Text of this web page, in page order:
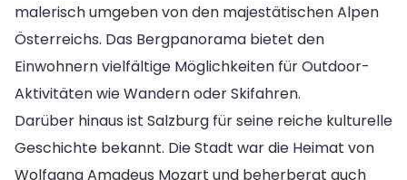
malerisch umgeben von den majestätischen Alpen
Österreichs. Das Bergpanorama bietet den
Einwohnern vielfältige Möglichkeiten für Outdoor-
Aktivitäten wie Wandern oder Skifahren.
Darüber hinaus ist Salzburg für seine reiche kulturelle
Geschichte bekannt. Die Stadt war die Heimat von
Wolfgang Amadeus Mozart und beherbergt auch